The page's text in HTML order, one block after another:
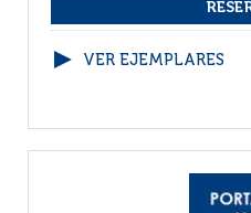
VER EJEMPLARES